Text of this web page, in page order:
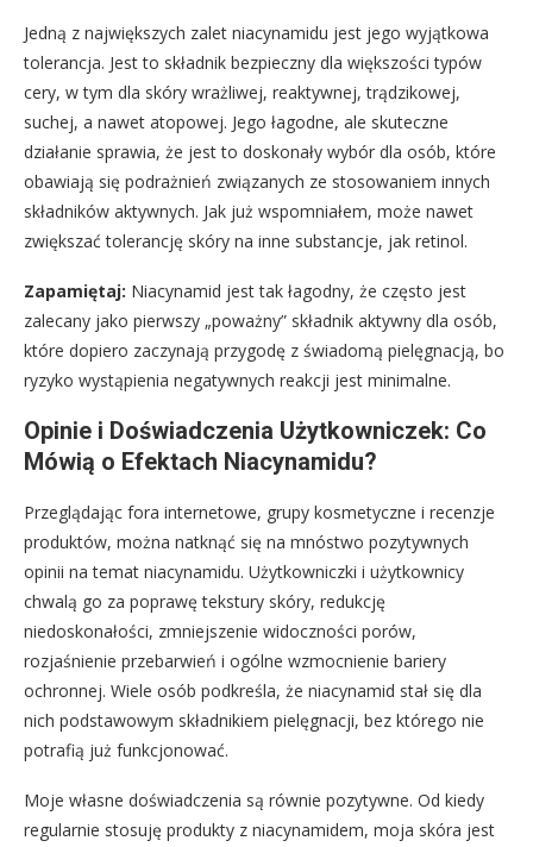
Jedną z największych zalet niacynamidu jest jego wyjątkowa
tolerancja. Jest to składnik bezpieczny dla większości typów
cery, w tym dla skóry wrażliwej, reaktywnej, trądzikowej,
suchej, a nawet atopowej. Jego łagodne, ale skuteczne
działanie sprawia, że jest to doskonały wybór dla osób, które
obawiają się podrażnień związanych ze stosowaniem innych
składników aktywnych. Jak już wspomniałem, może nawet
zwiększać tolerancję skóry na inne substancje, jak retinol.
Zapamiętaj: Niacynamid jest tak łagodny, że często jest
zalecany jako pierwszy „poważny” składnik aktywny dla osób,
które dopiero zaczynają przygodę z świadomą pielęgnacją, bo
ryzyko wystąpienia negatywnych reakcji jest minimalne.
Opinie i Doświadczenia Użytkowniczek: Co
Mówią o Efektach Niacynamidu?
Przeglądając fora internetowe, grupy kosmetyczne i recenzje
produktów, można natknąć się na mnóstwo pozytywnych
opinii na temat niacynamidu. Użytkowniczki i użytkownicy
chwalą go za poprawę tekstury skóry, redukcję
niedoskonałości, zmniejszenie widoczności porów,
rozjaśnienie przebarwień i ogólne wzmocnienie bariery
ochronnej. Wiele osób podkreśla, że niacynamid stał się dla
nich podstawowym składnikiem pielęgnacji, bez którego nie
potrafią już funkcjonować.
Moje własne doświadczenia są równie pozytywne. Od kiedy
regularnie stosuję produkty z niacynamidem, moja skóra jest